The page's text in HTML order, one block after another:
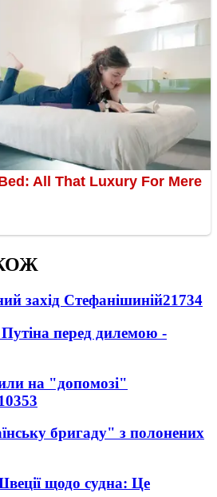
захід Стефанішиній21734
перед дилемою -
на "допомозі"
бригаду" з полонених
щодо судна: Це